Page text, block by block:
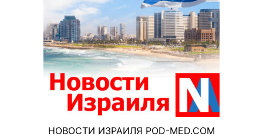
НОВОСТИ ИЗРАИЛЯ POD-MED.COM